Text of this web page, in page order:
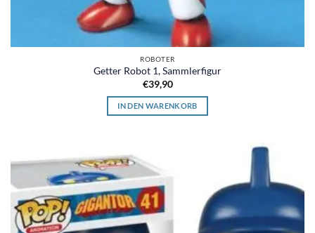
ROBOTER
Getter Robot 1, Sammlerfigur
€39,90
IN DEN WARENKORB